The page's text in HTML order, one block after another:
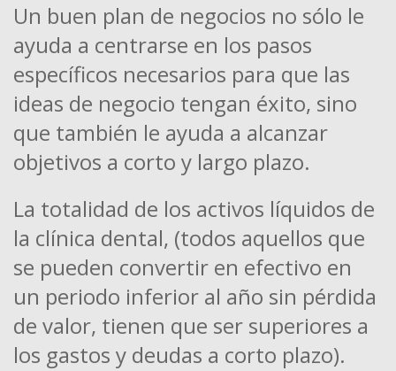
Un buen plan de negocios no sólo le
ayuda a centrarse en los pasos
específicos necesarios para que las
ideas de negocio tengan éxito, sino
que también le ayuda a alcanzar
objetivos a corto y largo plazo.
La totalidad de los activos líquidos de
la clínica dental, (todos aquellos que
se pueden convertir en efectivo en
un periodo inferior al año sin pérdida
de valor, tienen que ser superiores a
los gastos y deudas a corto plazo).